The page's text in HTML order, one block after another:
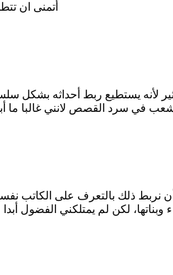
أتمنى ان
لأنه يستطيع ربط أحداثه بشكل
ذلك بالتعرف على الكاتب